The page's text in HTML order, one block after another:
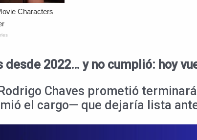
2022… y no cumplió: hoy
Chaves prometió
el cargo— que dejaría lista